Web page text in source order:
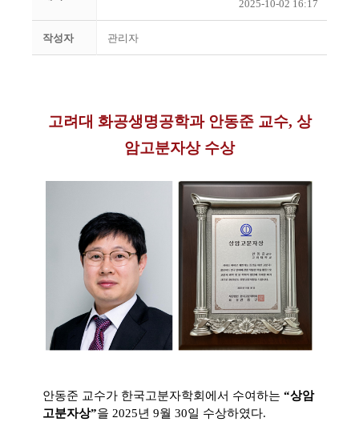
2025-10-02 16:17
작성자 관리자
고려대 화공생명공학과 안동준 교수, 상
암고분자상 수상
안동준 교수가 한국고분자학회에서 수여하는 “상암
고분자상”을 2025년 9월 30일 수상하였다.